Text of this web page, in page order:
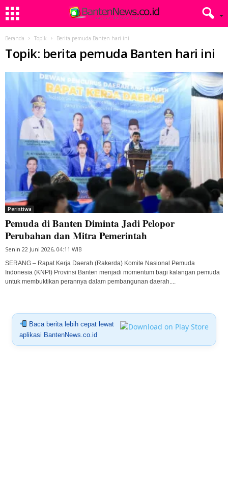
Beranda Topik Berita pemuda Banten hari ini
Topik: berita pemuda Banten hari ini
Peristiwa
Pemuda di Banten Diminta Jadi Pelopor
Perubahan dan Mitra Pemerintah
Senin 22 Juni 2026, 04:11 WIB
SERANG – Rapat Kerja Daerah (Rakerda) Komite Nasional Pemuda
Indonesia (KNPI) Provinsi Banten menjadi momentum bagi kalangan pemuda
untuk membuktikan perannya dalam pembangunan daerah....
Baca berita lebih cepat lewat
aplikasi BantenNews.co.id